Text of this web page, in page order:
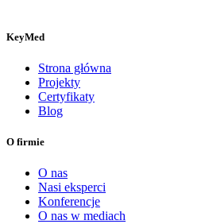
KeyMed
Strona główna
Projekty
Certyfikaty
Blog
O firmie
O nas
Nasi eksperci
Konferencje
O nas w mediach